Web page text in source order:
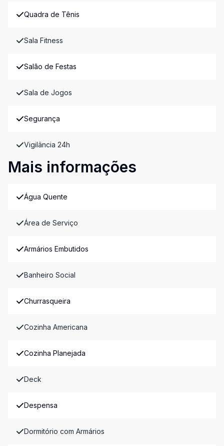
Quadra de Tênis
Sala Fitness
Salão de Festas
Sala de Jogos
Segurança
Vigilância 24h
Mais informações
Água Quente
Área de Serviço
Armários Embutidos
Banheiro Social
Churrasqueira
Cozinha Americana
Cozinha Planejada
Deck
Despensa
Dormitório com Armários